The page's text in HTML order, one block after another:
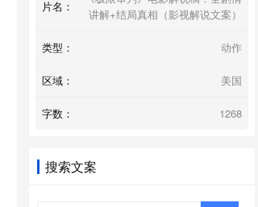
片名：
讲解+结局真相（影视解说文案）
类型： 动作
区域： 美国
字数： 1268
搜索文案